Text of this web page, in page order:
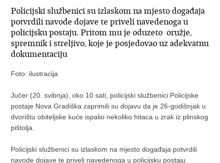
Policijski službenici su izlaskom na mjesto događaja
potvrdili navode dojave te priveli navedenoga u
policijsku postaju. Pritom mu je oduzeto oružje,
spremnik i streljivo, koje je posjedovao uz adekvatnu
dokumentaciju
Foto: ilustracija
Jučer (20. svibnja), oko 10 sati, policijski službenici Policijske
postaje Nova Gradiška zaprimili su dojavu da je 26-godišnjak u
dvorištu obiteljske kuće ispalio nekoliko hitaca u zrak iz plinskog
pištolja.
Policijski službenici su izlaskom na mjesto događaja potvrdili
navode dojave te priveli navedenoga u policijsku postaju.